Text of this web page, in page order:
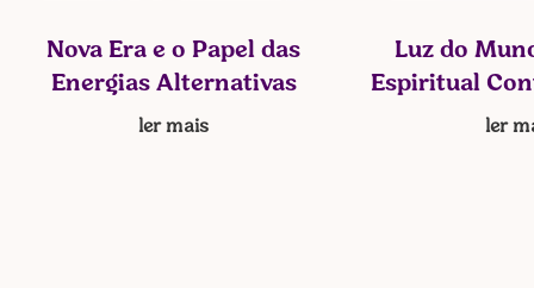
Nova Era e o Papel das
Energias Alternativas
ler mais
Luz do
Espiritual
ler